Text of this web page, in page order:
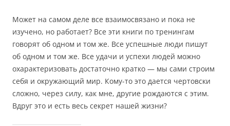
Может на самом деле все взаимосвязано и пока не
изучено, но работает? Все эти книги по тренингам
говорят об одном и том же. Все успешные люди пишут
об одном и том же. Все удачи и успехи людей можно
охарактеризовать достаточно кратко — мы сами строим
себя и окружающий мир. Кому-то это дается чертовски
сложно, через силу, как мне, другие рождаются с этим.
Вдруг это и есть весь секрет нашей жизни?